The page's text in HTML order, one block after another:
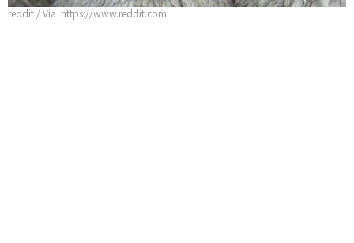
reddit / Via https://www.reddit.com